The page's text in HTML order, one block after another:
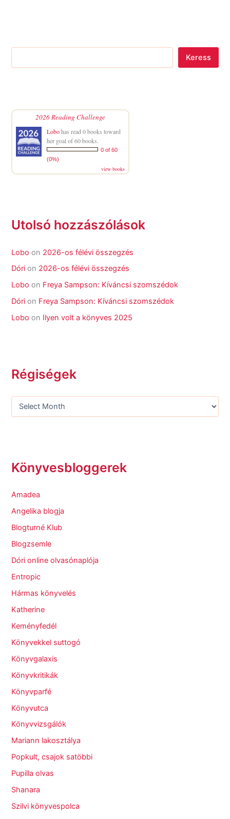
Keress
2026 Reading Challenge
Lobohas read 0 books toward
her goal of 60 books.
0 of 60
(0%)
view books
Utolsó hozzászólások
Lobo on 2026-os félévi összegzés
Dóri on 2026-os félévi összegzés
Lobo on Freya Sampson: Kíváncsi szomszédok
Dóri on Freya Sampson: Kíváncsi szomszédok
Lobo on Ilyen volt a könyves 2025
Régiségek
Könyvesbloggerek
Amadea
Angelika blogja
Blogturné Klub
Blogzsemle
Dóri online olvasónaplója
Entropic
Hármas könyvelés
Katherine
Keményfedél
Könyvekkel suttogó
Könyvgalaxis
Könyvkritikák
Könyvparfé
Könyvutca
Könyvvizsgálók
Mariann lakosztálya
Popkult, csajok satöbbi
Pupilla olvas
Shanara
Szilvi könyvespolca